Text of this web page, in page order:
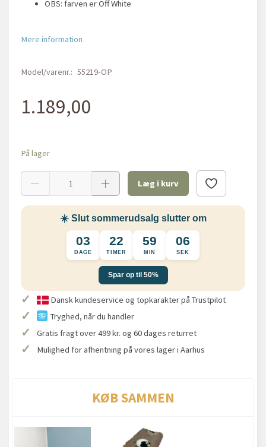
OBS: farven er Off White
Mere information
Model/varenr.: 55219-OP
1.189,00
På lager
Læg i kurv
☀️ Slut sommerudsalg slutter om
03
DAGE
22
TIMER
59
MIN
05
SEK
Spar op til 50%
✓ Dansk kundeservice og topkarakter på Trustpilot
✓ Tryghed, når du handler
✓ Gratis fragt over 499 kr. og 60 dages returret
✓ Mulighed for afhentning på vores lager i Aarhus
KØB SAMMEN